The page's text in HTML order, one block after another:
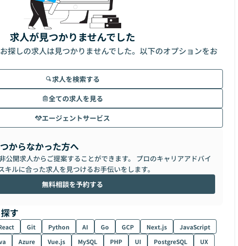
求人が見つかりませんでした
探しの求人は見つかりませんでした。以下のオプションをお
求人を検索する
全ての求人を見る
エージェントサービス
からなかった方へ
公開求人からご提案することができます。 プロのキャリアアドバイ
ルに合った求人を見つけるお手伝いをします。
無料相談を予約する
す
Git Python AI Go GCP Next.js
JavaScript
Azure Vue.js MySQL PHP UI PostgreSQL UX